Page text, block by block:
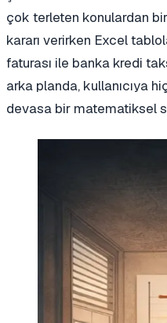
çok terleten konulardan
kararı verirken Excel
faturası ile banka kredi
arka planda, kullanıcıya
devasa bir matematiksel